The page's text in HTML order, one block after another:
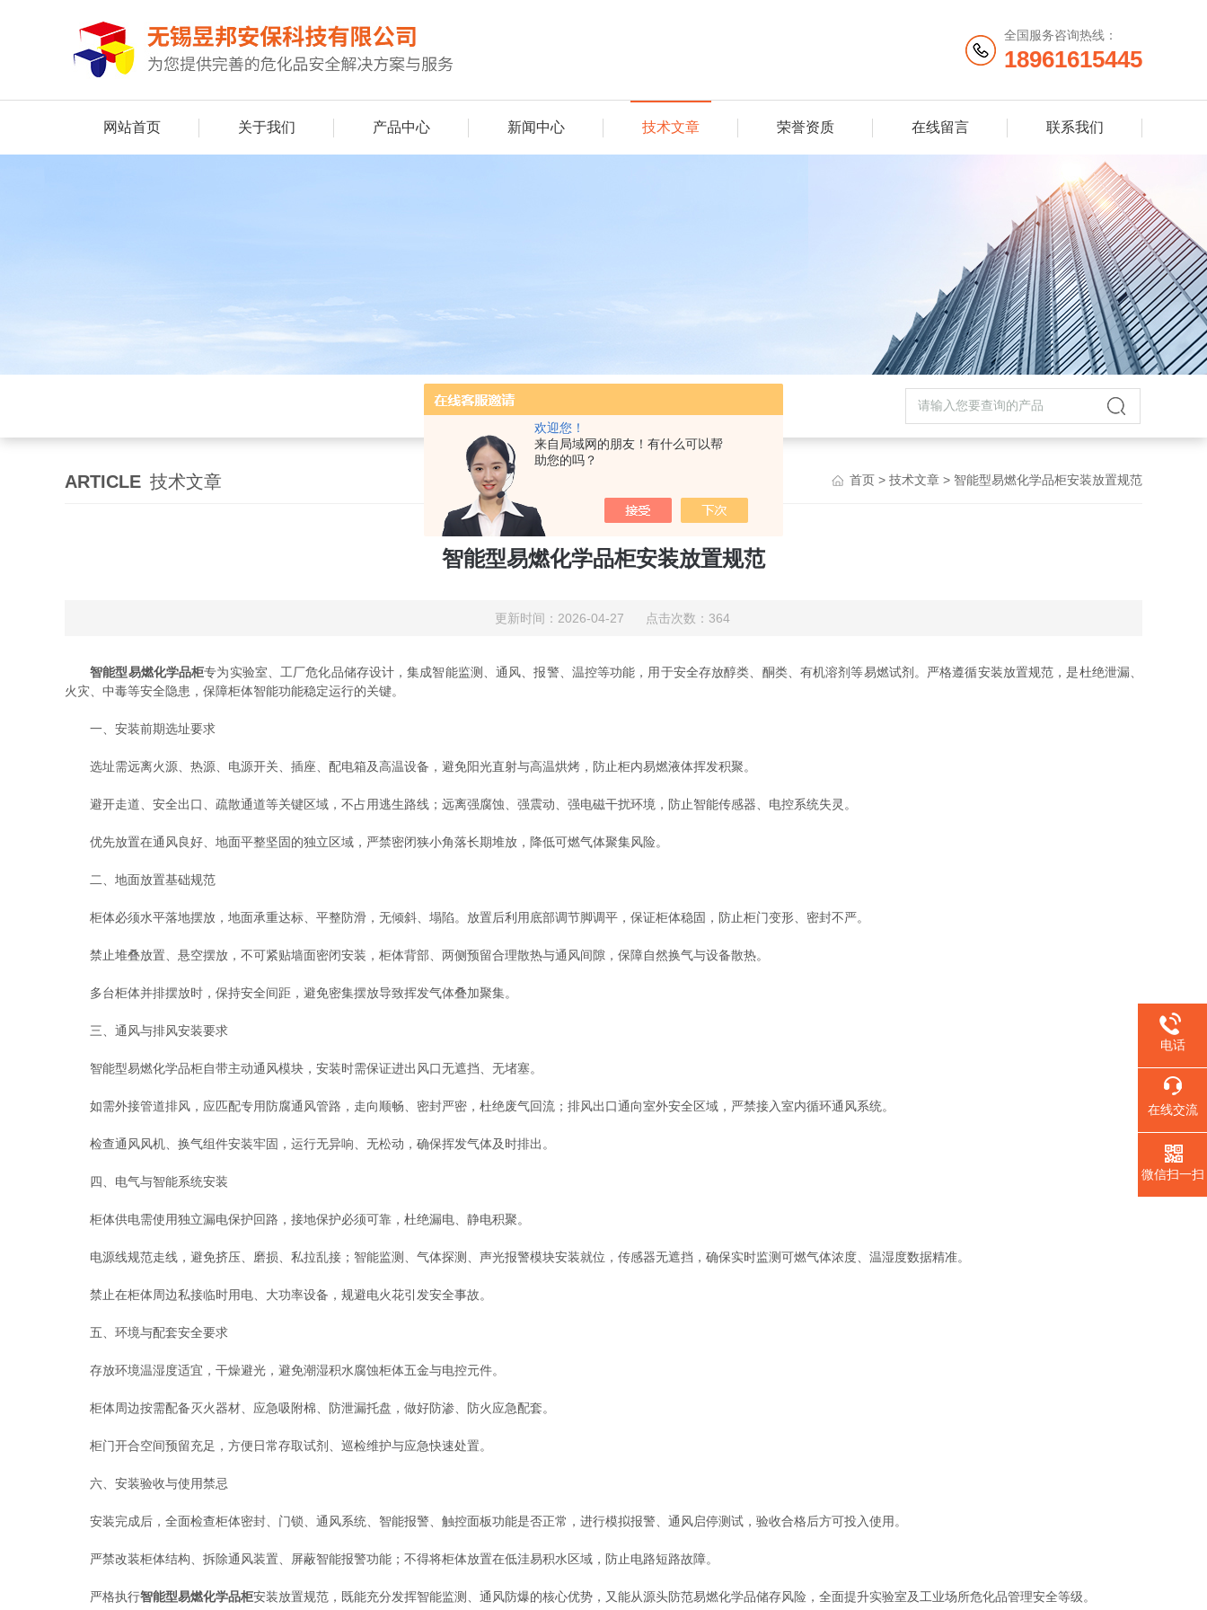
欢迎您！
来自局域网的朋友！有什么可以帮
助您的吗？
全国服务咨询热线：
18961615445
网站首页 关于我们 产品中心 新闻中心 技术文章 荣誉资质 在线留言 联系我们
ARTICLE 技术文章 首页 > 技术文章 > 智能型易燃化学品柜安装放置规范
智能型易燃化学品柜安装放置规范
更新时间：2026-04-27 点击次数：364
智能型易燃化学品柜专为实验室、工厂危化品储存设计，集成智能监测、通风、报警、温控等功能，用于安全存放醇类、酮类、有机溶剂等易燃试剂。严格遵循安装放置规范，是杜绝泄漏、
火灾、中毒等安全隐患，保障柜体智能功能稳定运行的关键。
一、安装前期选址要求
选址需远离火源、热源、电源开关、插座、配电箱及高温设备，避免阳光直射与高温烘烤，防止柜内易燃液体挥发积聚。
避开走道、安全出口、疏散通道等关键区域，不占用逃生路线；远离强腐蚀、强震动、强电磁干扰环境，防止智能传感器、电控系统失灵。
优先放置在通风良好、地面平整坚固的独立区域，严禁密闭狭小角落长期堆放，降低可燃气体聚集风险。
二、地面放置基础规范
柜体必须水平落地摆放，地面承重达标、平整防滑，无倾斜、塌陷。放置后利用底部调节脚调平，保证柜体稳固，防止柜门变形、密封不严。
禁止堆叠放置、悬空摆放，不可紧贴墙面密闭安装，柜体背部、两侧预留合理散热与通风间隙，保障自然换气与设备散热。
多台柜体并排摆放时，保持安全间距，避免密集摆放导致挥发气体叠加聚集。
三、通风与排风安装要求
智能型易燃化学品柜自带主动通风模块，安装时需保证进出风口无遮挡、无堵塞。
如需外接管道排风，应匹配专用防腐通风管路，走向顺畅、密封严密，杜绝废气回流；排风出口通向室外安全区域，严禁接入室内循环通风系统。
检查通风风机、换气组件安装牢固，运行无异响、无松动，确保挥发气体及时排出。
四、电气与智能系统安装
柜体供电需使用独立漏电保护回路，接地保护必须可靠，杜绝漏电、静电积聚。
电源线规范走线，避免挤压、磨损、私拉乱接；智能监测、气体探测、声光报警模块安装就位，传感器无遮挡，确保实时监测可燃气体浓度、温湿度数据精准。
禁止在柜体周边私接临时用电、大功率设备，规避电火花引发安全事故。
五、环境与配套安全要求
存放环境温湿度适宜，干燥避光，避免潮湿积水腐蚀柜体五金与电控元件。
柜体周边按需配备灭火器材、应急吸附棉、防泄漏托盘，做好防渗、防火应急配套。
柜门开合空间预留充足，方便日常存取试剂、巡检维护与应急快速处置。
六、安装验收与使用禁忌
安装完成后，全面检查柜体密封、门锁、通风系统、智能报警、触控面板功能是否正常，进行模拟报警、通风启停测试，验收合格后方可投入使用。
严禁改装柜体结构、拆除通风装置、屏蔽智能报警功能；不得将柜体放置在低洼易积水区域，防止电路短路故障。
严格执行智能型易燃化学品柜安装放置规范，既能充分发挥智能监测、通风防爆的核心优势，又能从源头防范易燃化学品储存风险，全面提升实验室及工业场所危化品管理安全等级。
电话
在线交流
微信扫一扫